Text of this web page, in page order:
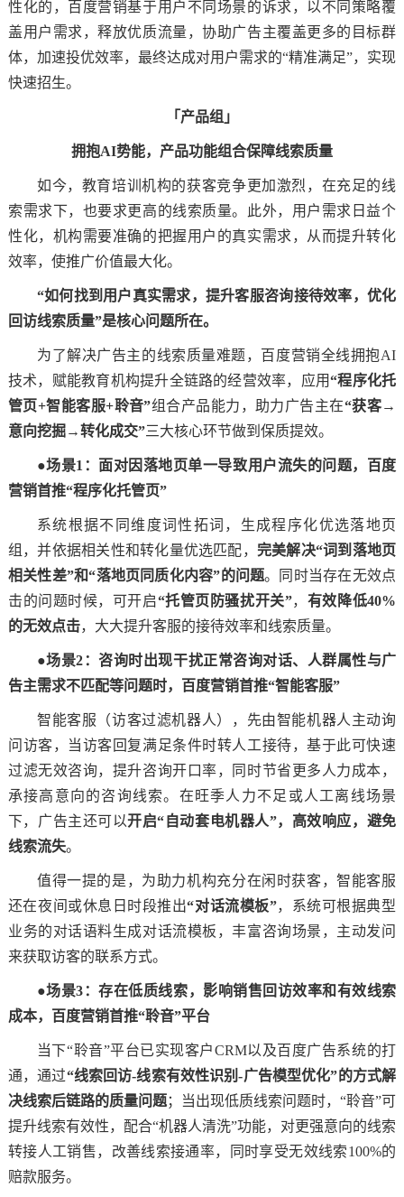
性化的，百度营销基于用户不同场景的诉求，以不同策略覆
盖用户需求，释放优质流量，协助广告主覆盖更多的目标群
体，加速投优效率，最终达成对用户需求的“精准满足”，实现
快速招生。
「产品组」
拥抱AI势能，产品功能组合保障线索质量
如今，教育培训机构的获客竞争更加激烈，在充足的线
索需求下，也要求更高的线索质量。此外，用户需求日益个
性化，机构需要准确的把握用户的真实需求，从而提升转化
效率，使推广价值最大化。
“如何找到用户真实需求，提升客服咨询接待效率，优化
回访线索质量”是核心问题所在。
为了解决广告主的线索质量难题，百度营销全线拥抱AI
技术，赋能教育机构提升全链路的经营效率，应用“程序化托
管页+智能客服+聆音”组合产品能力，助力广告主在“获客→
意向挖掘→转化成交”三大核心环节做到保质提效。
●场景1：面对因落地页单一导致用户流失的问题，百度
营销首推“程序化托管页”
系统根据不同维度词性拓词，生成程序化优选落地页
组，并依据相关性和转化量优选匹配， 完美解决“词到落地页
相关性差”和“落地页同质化内容”的问题。同时当存在无效点
击的问题时候，可开启“托管页防骚扰开关”， 有效降低40%
的无效点击，大大提升客服的接待效率和线索质量。
●场景2：咨询时出现干扰正常咨询对话、人群属性与广
告主需求不匹配等问题时，百度营销首推“智能客服”
智能客服（访客过滤机器人），先由智能机器人主动询
问访客，当访客回复满足条件时转人工接待，基于此可快速
过滤无效咨询，提升咨询开口率，同时节省更多人力成本，
承接高意向的咨询线索。在旺季人力不足或人工离线场景
下，广告主还可以开启“自动套电机器人”，高效响应，避免
线索流失。
值得一提的是，为助力机构充分在闲时获客，智能客服
还在夜间或休息日时段推出“对话流模板”，系统可根据典型
业务的对话语料生成对话流模板，丰富咨询场景，主动发问
来获取访客的联系方式。
●场景3：存在低质线索，影响销售回访效率和有效线索
成本，百度营销首推“聆音”平台
当下“聆音”平台已实现客户CRM以及百度广告系统的打
通，通过“线索回访-线索有效性识别-广告模型优化”的方式解
决线索后链路的质量问题；当出现低质线索问题时，“聆音”可
提升线索有效性，配合“机器人清洗”功能，对更强意向的线索
转接人工销售，改善线索接通率，同时享受无效线索100%的
赔款服务。